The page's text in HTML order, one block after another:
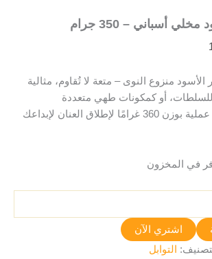
أسباني – 350 جرام
الأسود منزوع النوى – متعة لا تُقاوم، مثالية
للسلطات، أو كمكونات طهي متعددة
الاستخدامات. عبوة عملية بوزن 360 غرامًا لإطلاق العنان لإبداعك
اشتري الآن
التوابل